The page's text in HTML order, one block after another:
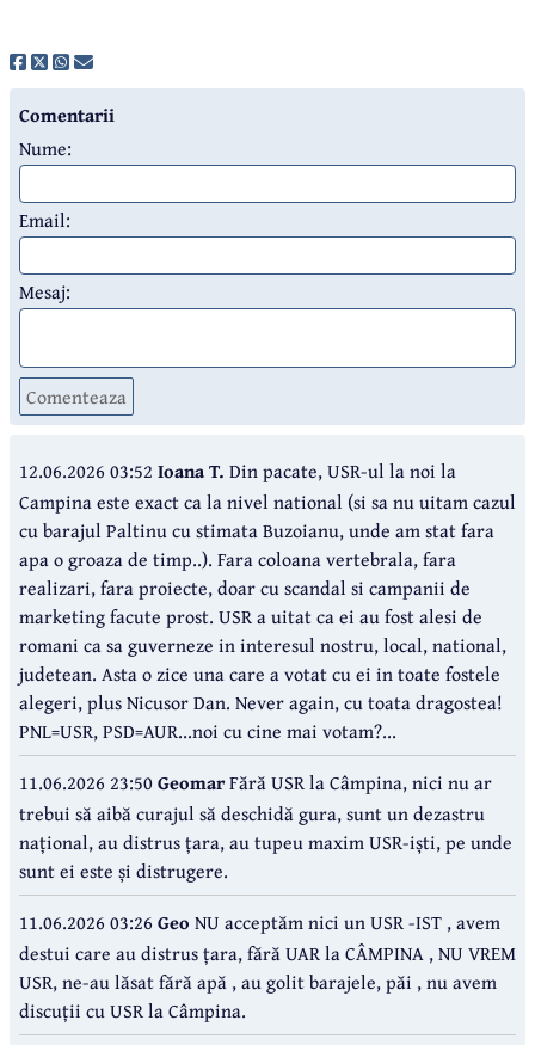
Comentarii
Nume:
Email:
Mesaj:
Comenteaza
12.06.2026 03:52 Ioana T. Din pacate, USR-ul la noi la
Campina este exact ca la nivel national (si sa nu uitam cazul
cu barajul Paltinu cu stimata Buzoianu, unde am stat fara
apa o groaza de timp..). Fara coloana vertebrala, fara
realizari, fara proiecte, doar cu scandal si campanii de
marketing facute prost. USR a uitat ca ei au fost alesi de
romani ca sa guverneze in interesul nostru, local, national,
judetean. Asta o zice una care a votat cu ei in toate fostele
alegeri, plus Nicusor Dan. Never again, cu toata dragostea!
PNL=USR, PSD=AUR...noi cu cine mai votam?...
11.06.2026 23:50GeomarFără USR la Câmpina, nici nu ar
trebui să aibă curajul să deschidă gura, sunt un dezastru
național, au distrus țara, au tupeu maxim USR-iști, pe unde
sunt ei este și distrugere.
11.06.2026 03:26 Geo NU acceptăm nici un USR -IST , avem
destui care au distrus țara, fără UAR la CÂMPINA , NU VREM
USR, ne-au lăsat fără apă , au golit barajele, păi , nu avem
discuții cu USR la Câmpina.